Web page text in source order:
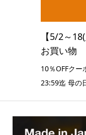
【5/2～
お買い物
10％OFFクー
23:59迄 母の